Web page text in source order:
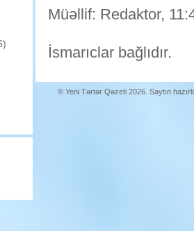
Müəllif: Redaktor,
İsmarıclar bağlıdır.
© Yeni Tərtər Qəzeti 2026. Saytın